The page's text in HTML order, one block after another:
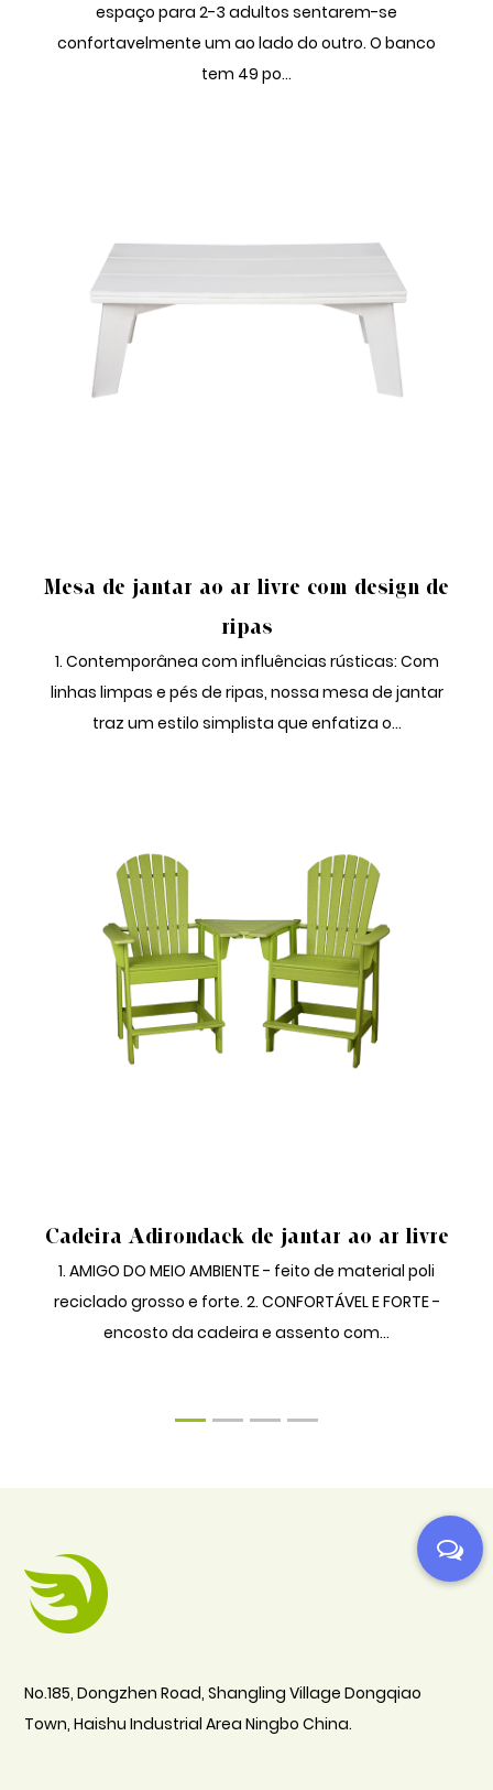
espaço para 2-3 adultos sentarem-se
confortavelmente um ao lado do outro. O banco
tem 49 po...
Mesa de jantar ao ar livre com design de
ripas
1. Contemporânea com influências rústicas: Com
linhas limpas e pés de ripas, nossa mesa de jantar
traz um estilo simplista que enfatiza o...
Cadeira Adirondack de jantar ao ar livre
1. AMIGO DO MEIO AMBIENTE - feito de material poli
reciclado grosso e forte. 2. CONFORTÁVEL E FORTE -
encosto da cadeira e assento com...
No.185, Dongzhen Road, Shangling Village Dongqiao
Town, Haishu Industrial Area Ningbo China.